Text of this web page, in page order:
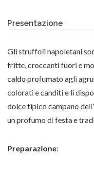
Presentazione
Gli struffoli napoletani
fritte, croccanti fuori e
caldo profumato agli
colorati e canditi e li
dolce tipico campano
un profumo di festa e
Preparazione: